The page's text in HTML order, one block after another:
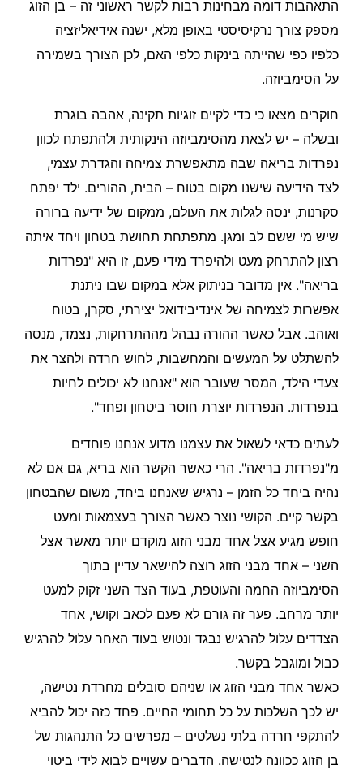
התאהבות דומה מבחינות רבות לקשר ראשוני זה – בן הזוג
מספק צורך נרקיסיסטי באופן מלא, ישנה אידיאליזציה
כלפיו כפי שהייתה בינקות כלפי האם, לכן הצורך בשמירה
על הסימביוזה.
חוקרים מצאו כי כדי לקיים זוגיות תקינה, אהבה בוגרת
ובשלה – יש לצאת מהסימביוזה הינקותית ולהתפתח לכוון
נפרדות בריאה שבה מתאפשרת צמיחה והגדרת עצמי,
לצד הידיעה שישנו מקום בטוח – הבית, ההורים. ילד יפתח
סקרנות, ינסה לגלות את העולם, ממקום של ידיעה ברורה
שיש מי ששם לב ומגן. מתפתחת תחושת בטחון ויחד איתה
רצון להתרחק מעט ולהיפרד מידי פעם, זו היא "נפרדות
בריאה". אין מדובר בניתוק אלא במקום שבו ניתנת
אפשרות לצמיחה של אינדיבידואל יצירתי, סקרן, בטוח
ואוהב. אבל כאשר ההורה נבהל מההתרחקות, נצמד, מנסה
להשתלט על המעשים והמחשבות, לחוש חרדה ולהצר את
צעדי הילד, המסר שעובר הוא "אנחנו לא יכולים לחיות
בנפרדות. הנפרדות יוצרת חוסר ביטחון ופחד".
לעתים כדאי לשאול את עצמנו מדוע אנחנו פוחדים
מ"נפרדות בריאה". הרי כאשר הקשר הוא בריא, גם אם לא
נהיה ביחד כל הזמן – נרגיש שאנחנו ביחד, משום שהבטחון
בקשר קיים. הקושי נוצר כאשר הצורך בעצמאות ומעט
חופש מגיע אצל אחד מבני הזוג מוקדם יותר מאשר אצל
השני – אחד מבני הזוג רוצה להישאר עדיין בתוך
הסימביוזה החמה והעוטפת, בעוד הצד השני זקוק למעט
יותר מרחב. פער זה גורם לא פעם לכאב וקושי, אחד
הצדדים עלול להרגיש נבגד ונטוש בעוד האחר עלול להרגיש
כבול ומוגבל בקשר.
כאשר אחד מבני הזוג או שניהם סובלים מחרדת נטישה,
יש לכך השלכות על כל תחומי החיים. פחד כזה יכול להביא
להתקפי חרדה בלתי נשלטים – מפרשים כל התנהגות של
בן הזוג ככוונה לנטישה. הדברים עשויים לבוא לידי ביטוי